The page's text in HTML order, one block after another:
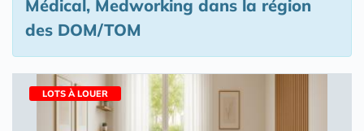
Médical, Medworking dans la région
des DOM/TOM
LOTS À LOUER